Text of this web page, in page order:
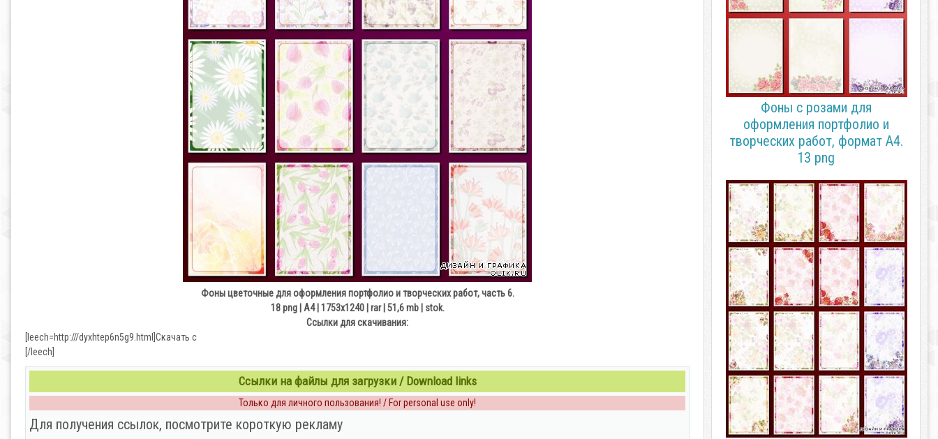
Фоны цветочные для оформления портфолио и творческих работ, часть 6.
18 png | А4 | 1753х1240 | rar | 51,6 mb | stok.
Ссылки для скачивания:
[leech=http:///dyxhtep6n5g9.html]Скачать с
[/leech]
Ссылки на файлы для загрузки / Download links
Только для личного пользования! / For personal use only!
Для получения ссылок, посмотрите короткую рекламу
Фоны с розами для
оформления портфолио и
творческих работ, формат А4.
13 png